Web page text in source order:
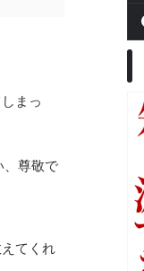
まっ
、尊敬で
てくれ